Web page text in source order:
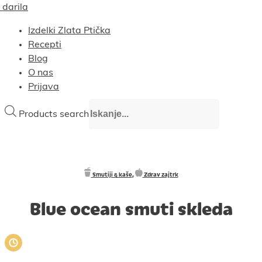
darila
Izdelki Zlata Ptička
Recepti
Blog
O nas
Prijava
Products search
Smutiji & kaše, Zdrav zajtrk
Blue ocean smuti skleda